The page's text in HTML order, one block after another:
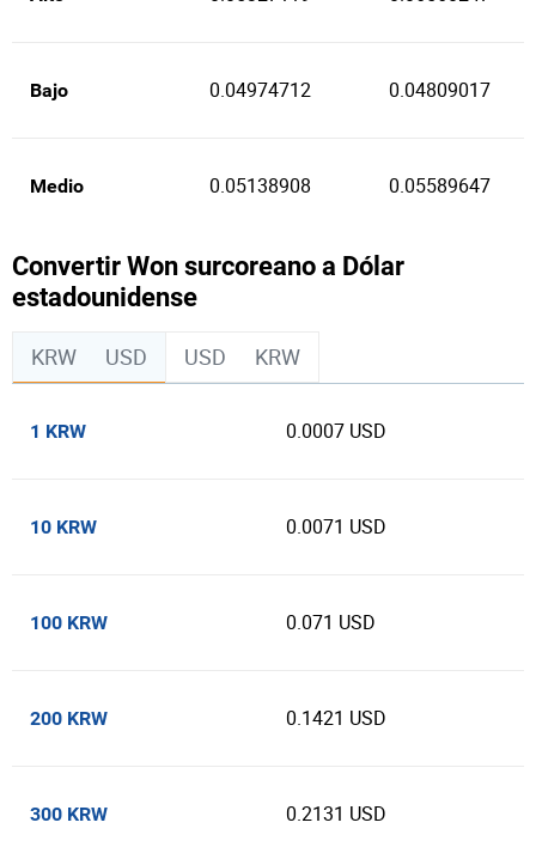
Bajo 0.04974712 0.04809017
Medio 0.05138908 0.05589647
Convertir Won surcoreano a Dólar
estadounidense
KRW USD USD KRW
1 KRW 0.0007 USD
10 KRW 0.0071 USD
100 KRW 0.071 USD
200 KRW 0.1421 USD
300 KRW 0.2131 USD